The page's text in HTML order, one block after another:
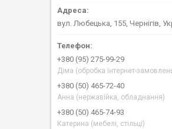
вул. Любецька, 155, Чернігів,
+380 (95) 275-99-29
Діма (обробка інтернет-
+380 (50) 465-72-40
Анна (нержавійка, обладнання)
+380 (50) 465-74-93
Катерина (мебелі, стільці)